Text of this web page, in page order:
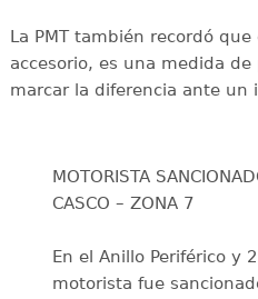
La PMT también recordó
accesorio, es una medida
marcar la diferencia ante un
MOTORISTA
CASCO – ZONA 7
En el Anillo Periférico y
motorista fue